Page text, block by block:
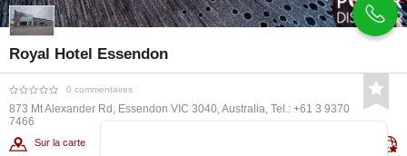
Royal Hotel Essendon
0 commentaires
873 Mt Alexander Rd, Essendon VIC 3040, Australia, Tel.: +61 3 9370
7466
Sur la carte